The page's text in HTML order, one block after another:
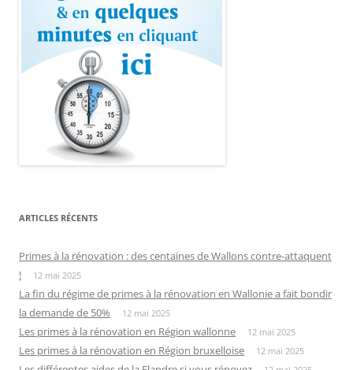
ARTICLES RÉCENTS
Primes à la rénovation : des centaines de Wallons contre-attaquent
!
12 mai 2025
La fin du régime de primes à la rénovation en Wallonie a fait bondir
la demande de 50%
12 mai 2025
Les primes à la rénovation en Région wallonne 12 mai 2025
Les primes à la rénovation en Région bruxelloise 12 mai 2025